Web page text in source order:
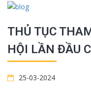
THỦ TỤC
HỘI LẦN ĐẦU
25-03-2024